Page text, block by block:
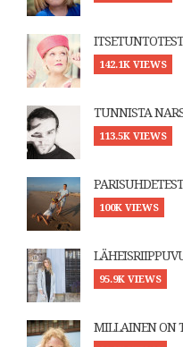
142.1K VIEWS
TUNNISTA
113.5K VIEWS
100K VIEWS
95.9K VIEWS
MILLAINEN ON